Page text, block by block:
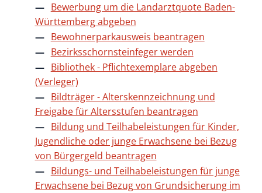
Bewerbung um die Landarztquote Baden-
Württemberg abgeben
Bewohnerparkausweis beantragen
Bezirksschornsteinfeger werden
Bibliothek - Pflichtexemplare abgeben
(Verleger)
Bildträger - Alterskennzeichnung und
Freigabe für Altersstufen beantragen
Bildung und Teilhabeleistungen für Kinder,
Jugendliche oder junge Erwachsene bei Bezug
von Bürgergeld beantragen
Bildungs- und Teilhabeleistungen für junge
Erwachsene bei Bezug von Grundsicherung im